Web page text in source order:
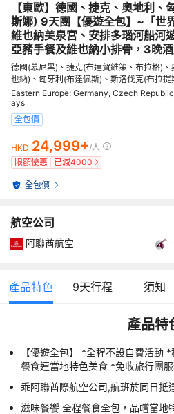
【東歐】德國、捷克、奧地利
斯娜) 9天團【優遊全包】~「世
維也納美泉宮、安排多瑙河船河
亞豬手餐及維也納小排骨，3晚
德國(慕尼黑)、捷克(布達賀維策、布拉格)
也納)、匈牙利(布達佩斯)、斯洛伐克(布拉提
Eastern Europe: Germany, Czech
ays
全包價
HKD 24,999+/人
限額優惠
已減4000
全包價
航空公司
阿聯酋航空
產品特色 9天行程 須知
產品特
【優遊全包】 *全程不設自費活動
餐食連當地特色美食 *免收旅行團
乖阿聯酋際航空公司,航班於同日抵
滋味餐饗 全程餐食全包，品嚐當地